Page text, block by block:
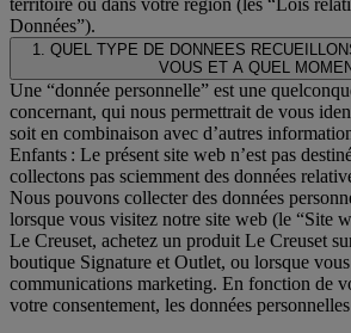
Données”).
1. QUEL TYPE DE DONNEES
VOUS ET A QUEL
Une “donnée personnelle” est une
concernant, qui nous permettrait de vous
soit en combinaison avec d’autres
Enfants : Le présent site web n’est pas
collectons pas sciemment des données
Nous pouvons collecter des données
lorsque vous visitez notre site web (le “Site
Le Creuset, achetez un produit Le Creuset
boutique Signature et Outlet, ou lorsque
communications marketing. En fonction de
votre consentement, les données